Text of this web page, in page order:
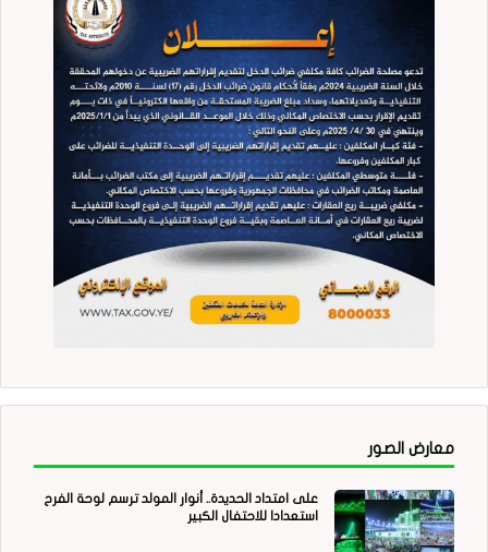
معارض الصور
على امتداد الحديدة.. أنوار المولد ترسم لوحة الفرح
استعدادا للاحتفال الكبير